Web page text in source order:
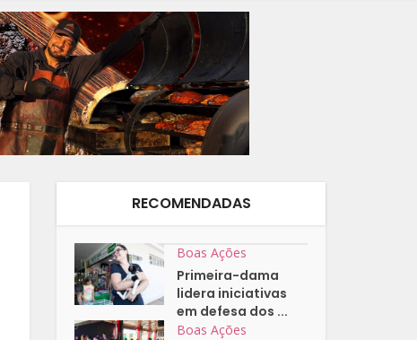
RECOMENDADAS
Boas Ações
Primeira-dama
lidera iniciativas
em defesa dos ...
Boas Ações